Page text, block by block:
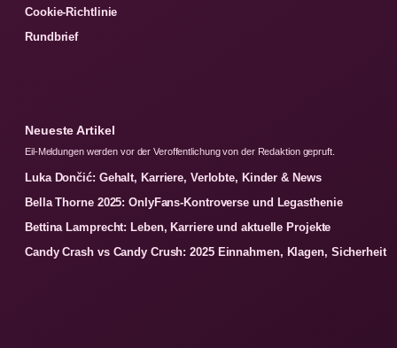
Cookie-Richtlinie
Rundbrief
Neueste Artikel
Eil-Meldungen werden vor der Veroffentlichung von der Redaktion gepruft.
Luka Dončić: Gehalt, Karriere, Verlobte, Kinder & News
Bella Thorne 2025: OnlyFans-Kontroverse und Legasthenie
Bettina Lamprecht: Leben, Karriere und aktuelle Projekte
Candy Crash vs Candy Crush: 2025 Einnahmen, Klagen, Sicherheit